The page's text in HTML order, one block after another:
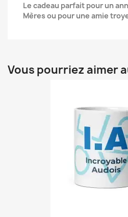
Le cadeau parfait pour un
Mères ou pour une amie
Vous pourriez aimer